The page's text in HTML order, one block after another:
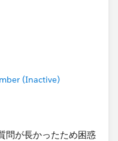
という列にはす
集計するためにPrepで
ごとにSession数
に一意のID等がない
ションを固定した合
(Inactive)
問が長かったため困惑